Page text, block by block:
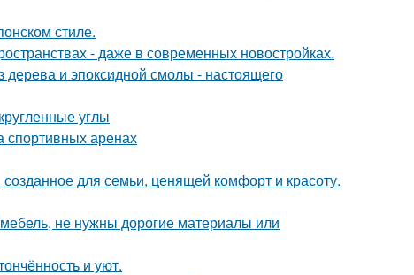
стиле.
- даже в современных новостройках.
и эпоксидной смолы - настоящего
углы
спортивных аренах
для семьи, ценящей комфорт и красоту.
не нужны дорогие материалы или
и уют.